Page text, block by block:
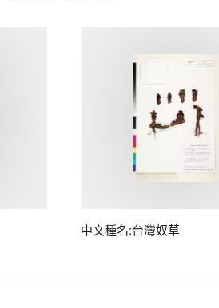
中文種名:台灣奴草